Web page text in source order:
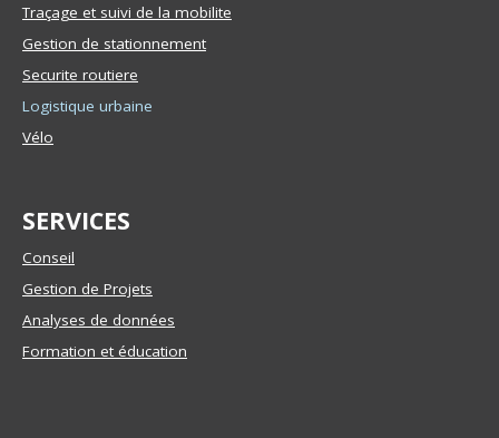
Traçage et suivi de la mobilite
Gestion de stationnement
Securite routiere
Logistique urbaine
Vélo
SERVICES
Conseil
Gestion de Projets
Analyses de données
Formation et éducation